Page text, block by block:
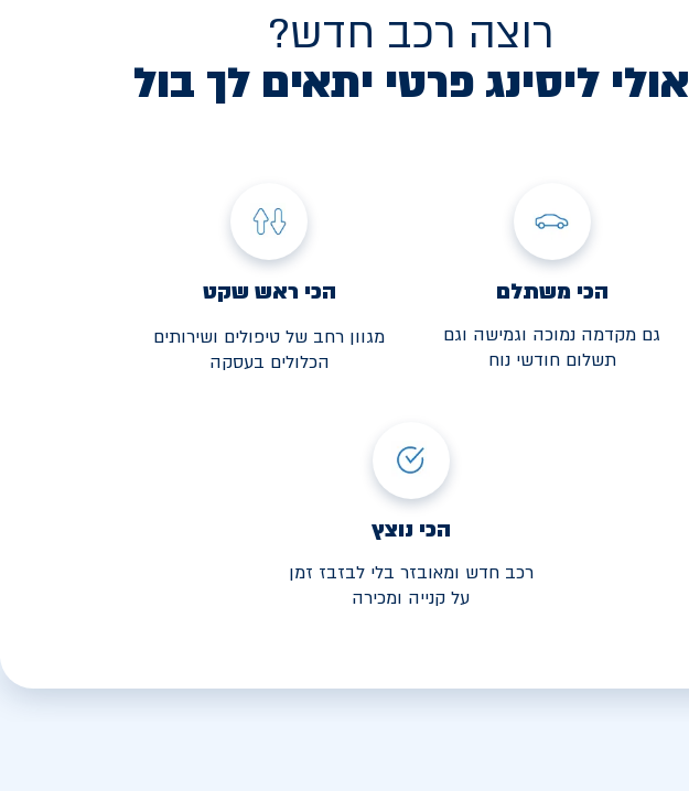
רוצה רכב חדש?
אולי ליסינג פרטי יתאים לך בול
הכי משתלם
גם מקדמה נמוכה וגמישה וגם
תשלום חודשי נוח
הכי ראש שקט
מגוון רחב של טיפולים ושירותים
הכלולים בעסקה
הכי נוצץ
רכב חדש ומאובזר בלי לבזבז זמן
על קנייה ומכירה
מחיר חודשי החל מ- 3,190